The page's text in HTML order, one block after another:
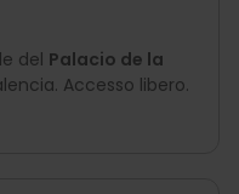
del Palacio de la
Accesso libero.